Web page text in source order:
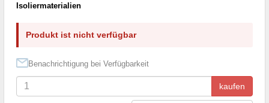
Isoliermaterialien
Produkt ist nicht verfügbar
Benachrichtigung bei Verfügbarkeit
kaufen